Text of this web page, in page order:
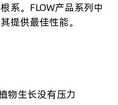
系。FLOW产品系列中
提供最佳性能。
物生长没有压力